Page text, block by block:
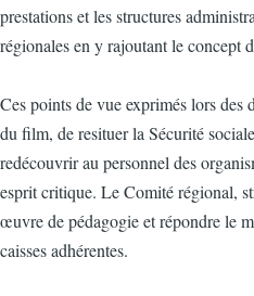
prestations et les structures
régionales en y rajoutant le concept
Ces points de vue exprimés lors des
du film, de resituer la Sécurité
redécouvrir au personnel des
esprit critique. Le Comité régional,
œuvre de pédagogie et répondre le
caisses adhérentes.